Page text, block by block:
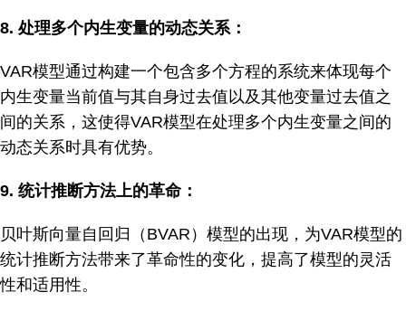
8. 处理多个内生变量的动态关系：
VAR模型通过构建一个包含多个方程的系统来体现每个
内生变量当前值与其自身过去值以及其他变量过去值之
间的关系，这使得VAR模型在处理多个内生变量之间的
动态关系时具有优势。
9. 统计推断方法上的革命：
贝叶斯向量自回归（BVAR）模型的出现，为VAR模型的
统计推断方法带来了革命性的变化，提高了模型的灵活
性和适用性。